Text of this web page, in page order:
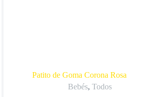
Patito de Goma Corona Rosa
Bebés, Todos